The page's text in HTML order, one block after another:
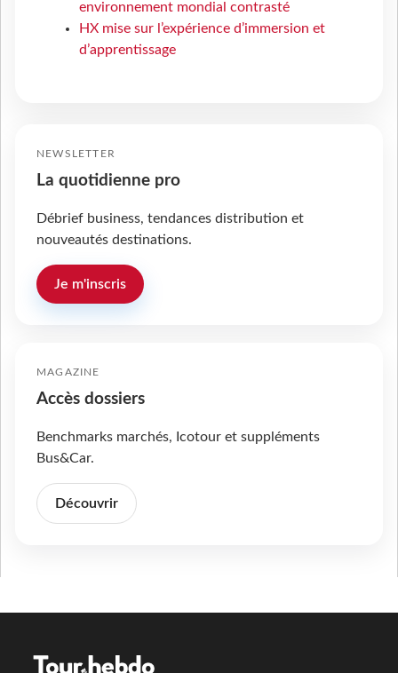
environnement mondial contrasté
HX mise sur l’expérience d’immersion et
d’apprentissage
NEWSLETTER
La quotidienne pro
Débrief business, tendances distribution et
nouveautés destinations.
Je m'inscris
MAGAZINE
Accès dossiers
Benchmarks marchés, Icotour et suppléments
Bus&Car.
Découvrir